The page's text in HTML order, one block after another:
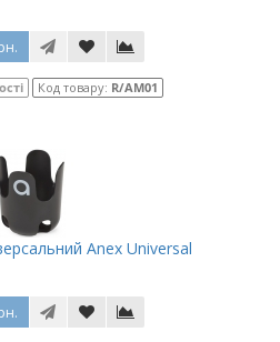
Код товару: R/AM01
Anex Universal